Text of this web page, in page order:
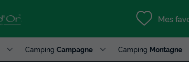
Mes
Camping Campagne Camping Montagne